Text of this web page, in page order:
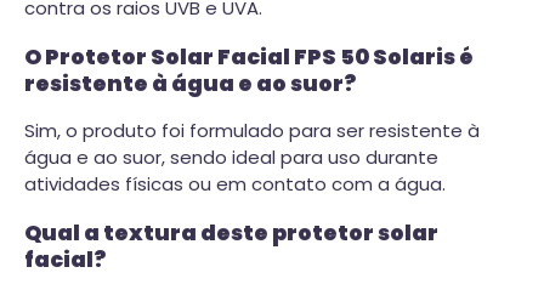
contra os raios UVB e UVA.
O Protetor Solar Facial FPS 50 Solaris é
resistente à água e ao suor?
Sim, o produto foi formulado para ser resistente à
água e ao suor, sendo ideal para uso durante
atividades físicas ou em contato com a água.
Qual a textura deste protetor solar
facial?